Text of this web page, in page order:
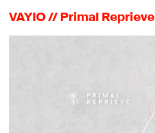
VAYIO // Primal Reprieve